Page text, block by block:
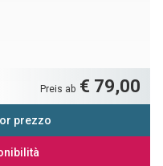
Preis ab € 79,00
prezzo